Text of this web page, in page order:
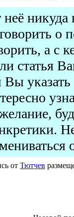
неё
о
а с
статья
Вы
от Тютчев